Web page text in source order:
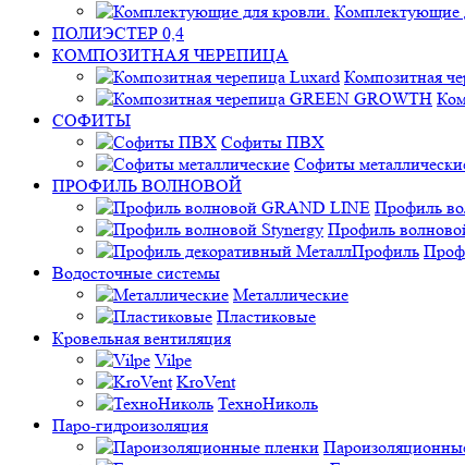
Комплектующие
ПОЛИЭСТЕР 0,4
КОМПОЗИТНАЯ ЧЕРЕПИЦА
Композитная
СОФИТЫ
Софиты ПВХ
Софиты
ПРОФИЛЬ ВОЛНОВОЙ
Профиль
Профиль
Водосточные системы
Металлические
Пластиковые
Кровельная вентиляция
Vilpe
KroVent
ТехноНиколь
Паро-гидроизоляция